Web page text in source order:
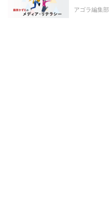
アゴラ編集部